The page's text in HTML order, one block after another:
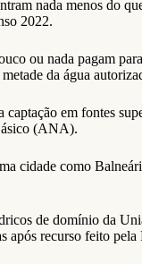
nada menos do
2022.
ou nada pagam
da água
em fontes
(ANA).
cidade como
de domínio da
recurso feito pela